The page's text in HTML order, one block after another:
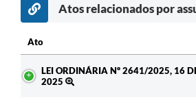
Atos relacionados por
Ato
LEI ORDINÁRIA Nº 2641/2025, 16
2025